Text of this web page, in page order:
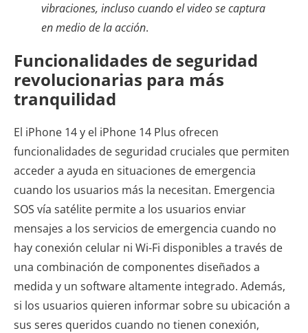
vibraciones, incluso cuando el video se captura
en medio de la acción.
Funcionalidades de seguridad
revolucionarias para más
tranquilidad
El iPhone 14 y el iPhone 14 Plus ofrecen
funcionalidades de seguridad cruciales que permiten
acceder a ayuda en situaciones de emergencia
cuando los usuarios más la necesitan. Emergencia
SOS vía satélite permite a los usuarios enviar
mensajes a los servicios de emergencia cuando no
hay conexión celular ni Wi-Fi disponibles a través de
una combinación de componentes diseñados a
medida y un software altamente integrado. Además,
si los usuarios quieren informar sobre su ubicación a
sus seres queridos cuando no tienen conexión,